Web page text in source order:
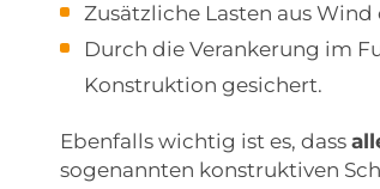
Zusätzliche Lasten aus
Durch die Verankerung im
Konstruktion gesichert.
Ebenfalls wichtig ist es, dass
sogenannten konstruktiven